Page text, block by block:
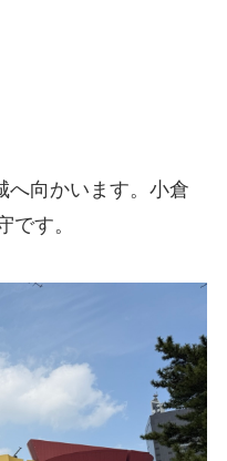
へ向かいます。小倉
です。